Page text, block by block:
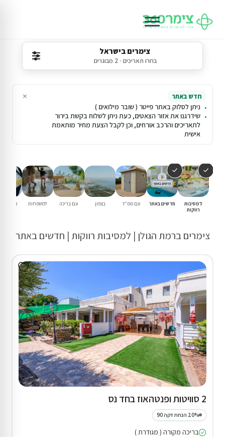
צימרים בישראל
בחרו תאריכים · 2 מבוגרים
חדש באתר
ניתן לסלוק באתר פייטר ( שובר מילואים )
שידרגנו את אזור הצאטים, כעת ניתן לשלוח בקשת בירור
לתאריכים והרכב אורחים, וכן לקבל הצעת מחיר מותאמת
אישית
×
למסיבות
רווקות
חדשים באתר עם ממ"ד בצפון עם בריכה למשפחות
פנוי
צימרים ברמת הגולן | למסיבות רווקות | חדשים באתר
2 סוויטות ופנטהאוז בחד נס
20% הנחת דקה 90
בריכה מקורה ( מגודרת )